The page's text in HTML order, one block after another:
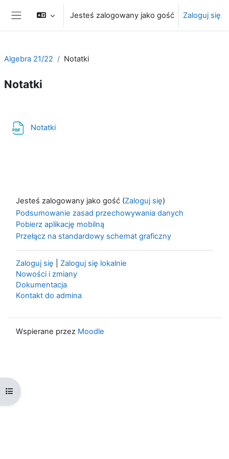
Przejdź do głównej zawartości
Panel boczny
Jesteś zalogowany jako gość Zaloguj się
Otwórz indeks kursu
Algebra 21/22 Notatki
Notatki
Notatki
Jesteś zalogowany jako gość (Zaloguj się)
Podsumowanie zasad przechowywania danych
Pobierz aplikację mobilną
Przełącz na standardowy schemat graficzny
Zaloguj się
Zaloguj się lokalnie
Nowości i zmiany
Dokumentacja
Kontakt do admina
Wspierane przez Moodle